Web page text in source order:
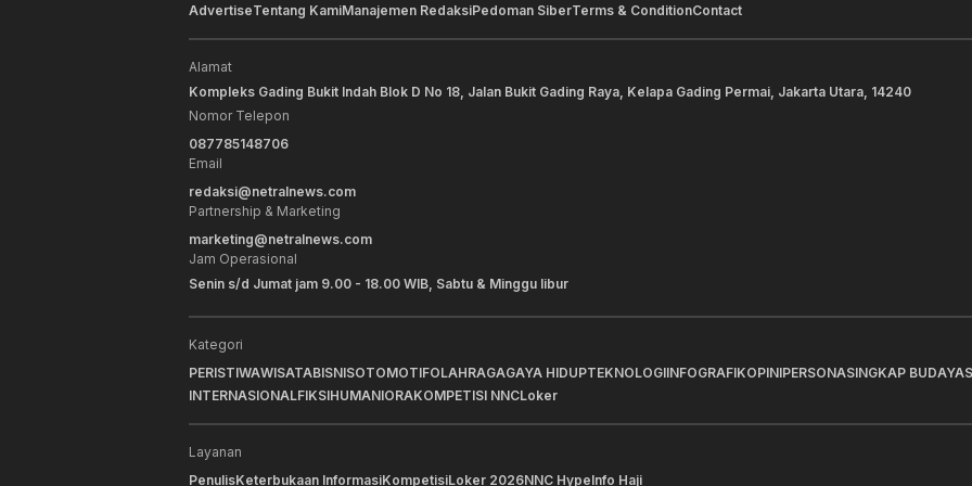
AdvertiseTentang KamiManajemen RedaksiPedoman SiberTerms & ConditionContact
Alamat
Kompleks Gading Bukit Indah Blok D No 18, Jalan Bukit Gading Raya, Kelapa Gading Permai, Jakarta Utara, 14240
Nomor Telepon
087785148706
Email
redaksi@netralnews.com
Partnership & Marketing
marketing@netralnews.com
Jam Operasional
Senin s/d Jumat jam 9.00 - 18.00 WIB, Sabtu & Minggu libur
Kategori
PERISTIWAWISATABISNISOTOMOTIFOLAHRAGAGAYA HIDUPTEKNOLOGIINFOGRAFIKOPINIPERSONASINGKAP BUDAYA
INTERNASIONALFIKSIHUMANIORAKOMPETISI NNCLoker
Layanan
PenulisKeterbukaan InformasiKompetisiLoker 2026NNC HypeInfo Haji